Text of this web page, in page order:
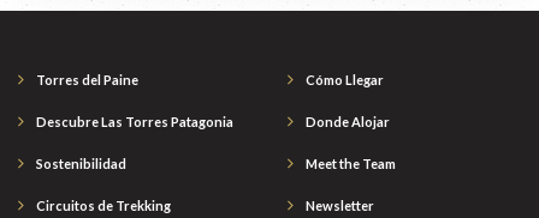
Torres del Paine
Descubre Las Torres Patagonia
Sostenibilidad
Circuitos de Trekking
Cómo Llegar
Donde Alojar
Meet the Team
Newsletter